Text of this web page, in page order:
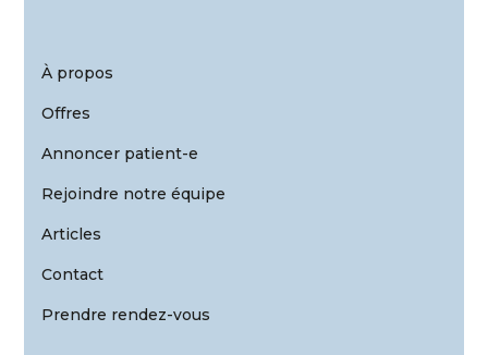
À propos
Offres
Annoncer patient-e
Rejoindre notre équipe
Articles
Contact
Prendre rendez-vous